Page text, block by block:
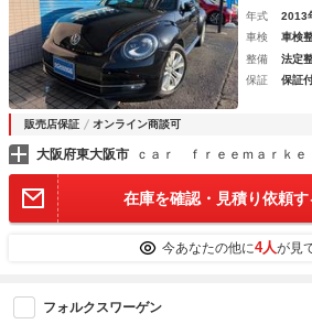
年式 2013
車検
車検
整備
法定
保証
保証
販売店保証 オンライン商談可
大阪府東大阪市
在庫を確認・見積り依頼す
今あなたの他に4人が見
フォルクスワーゲン